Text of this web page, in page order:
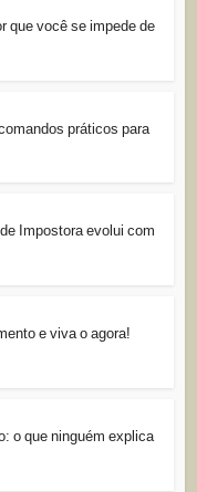
que você se impede de
práticos para
Impostora evolui com
e viva o agora!
o que ninguém explica